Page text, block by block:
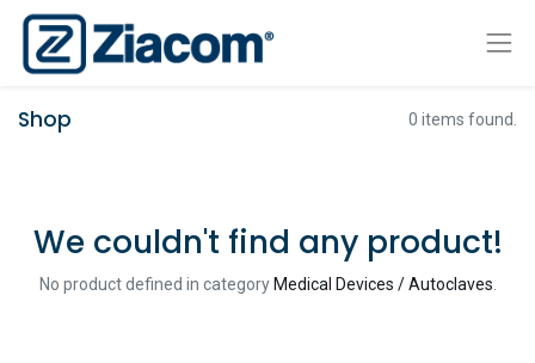
Shop 0 items found.
We couldn't find any product!
No product defined in category Medical Devices / Autoclaves